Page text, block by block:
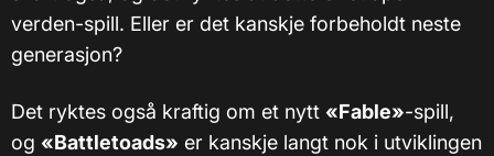
verden-spill. Eller er det kanskje forbeholdt neste
generasjon?
Det ryktes også kraftig om et nytt «Fable»-spill,
og «Battletoads» er kanskje langt nok i utviklingen